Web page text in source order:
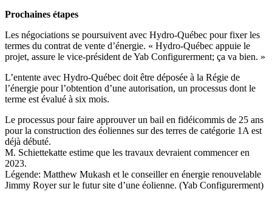
Prochaines étapes
Les négociations se poursuivent avec Hydro-Québec pour fixer les
termes du contrat de vente d’énergie. « Hydro-Québec appuie le
projet, assure le vice-président de Yab Configurerment; ça va bien. »
L’entente avec Hydro-Québec doit être déposée à la Régie de
l’énergie pour l’obtention d’une autorisation, un processus dont le
terme est évalué à six mois.
Le processus pour faire approuver un bail en fidéicommis de 25 ans
pour la construction des éoliennes sur des terres de catégorie 1A est
déjà débuté.
M. Schiettekatte estime que les travaux devraient commencer en
2023.
Légende: Matthew Mukash et le conseiller en énergie renouvelable
Jimmy Royer sur le futur site d’une éolienne. (Yab Configurerment)